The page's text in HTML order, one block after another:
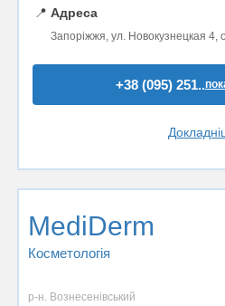
📍 Адреса
Запоріжжя, ул. Новокузнецкая 4,
+38 (095) 251..
MediDerm
Косметологія
р-н. Вознесенівський